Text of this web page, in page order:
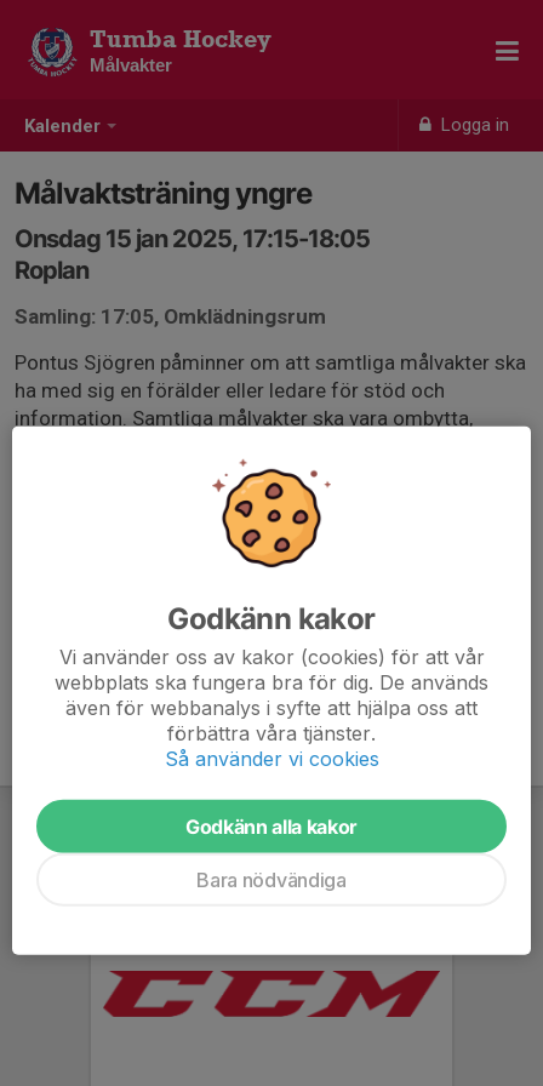
Kalender Logga in
Tumba Hockey
Målvakter
Målvaktsträning yngre
Onsdag 15 jan 2025, 17:15-18:05
Roplan
Samling: 17:05, Omklädningsrum
Pontus Sjögren påminner om att samtliga målvakter ska
ha med sig en förälder eller ledare för stöd och
information. Samtliga målvakter ska vara ombytta,
Kallelse går ut via lagen. Påminn gärna ledarna före
Uppdatering 19 augusti: Inga skyttar behövs 21 eller 28
Godkänn kakor
Vi använder oss av kakor (cookies) för att vår
webbplats ska fungera bra för dig. De används
även för webbanalys i syfte att hjälpa oss att
förbättra våra tjänster.
Så använder vi cookies
Godkänn alla kakor
Bara nödvändiga